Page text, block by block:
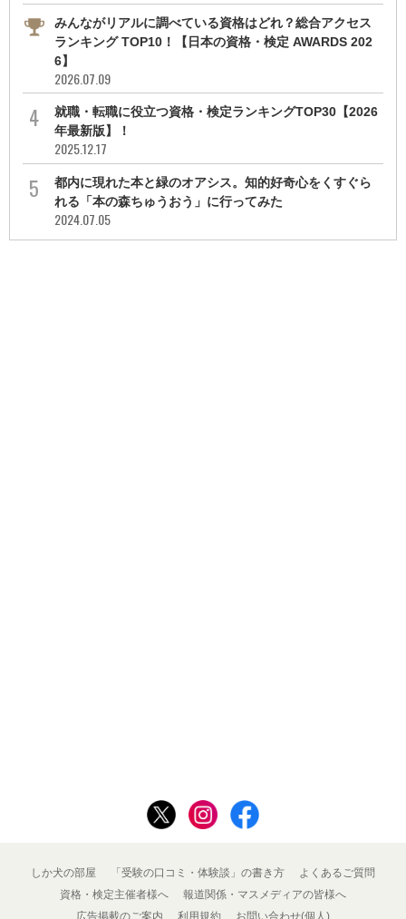
みんながリアルに調べている資格はどれ？総合アクセス
ランキング TOP10！【日本の資格・検定 AWARDS 202
6】
2026.07.09
就職・転職に役立つ資格・検定ランキングTOP30【2026
年最新版】！
2025.12.17
都内に現れた本と緑のオアシス。知的好奇心をくすぐら
れる「本の森ちゅうおう」に行ってみた
2024.07.05
しか犬の部屋 「受験の口コミ・体験談」の書き方
よくあるご質問
資格・検定主催者様へ
報道関係・マスメディアの皆様へ